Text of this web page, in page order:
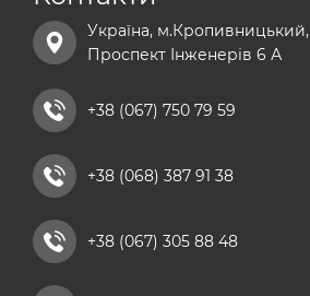
хелатні добрива
добриво універсальне
рідкі азотні добрива
кальцієві добрива
Україна, м.Кропивницький,
Проспект Інженерів 6 А
+38 (067) 750 79 59
+38 (068) 387 91 38
+38 (067) 305 88 48